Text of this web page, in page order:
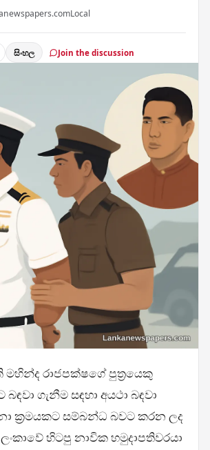
Local
සිංහල Join the discussion
රාජපක්ෂගේ පුත්‍රයෙකු
ගැනීම සඳහා අයථා බඳවා
ක්‍රමයකට සම්බන්ධ බවට කරන ලද
හිටපු නාවික හමුදාපතිවරයා